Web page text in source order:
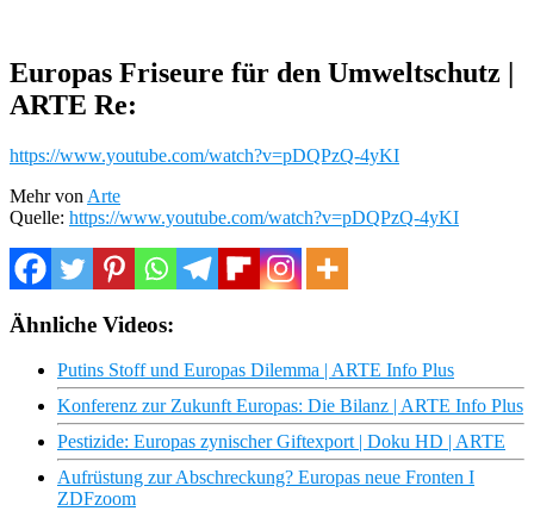
Europas Friseure für den Umweltschutz |
ARTE Re:
https://www.youtube.com/watch?v=pDQPzQ-4yKI
Mehr von Arte
Quelle: https://www.youtube.com/watch?v=pDQPzQ-4yKI
Ähnliche Videos:
Putins Stoff und Europas Dilemma | ARTE Info Plus
Konferenz zur Zukunft Europas: Die Bilanz | ARTE Info Plus
Pestizide: Europas zynischer Giftexport | Doku HD | ARTE
Aufrüstung zur Abschreckung? Europas neue Fronten I
ZDFzoom